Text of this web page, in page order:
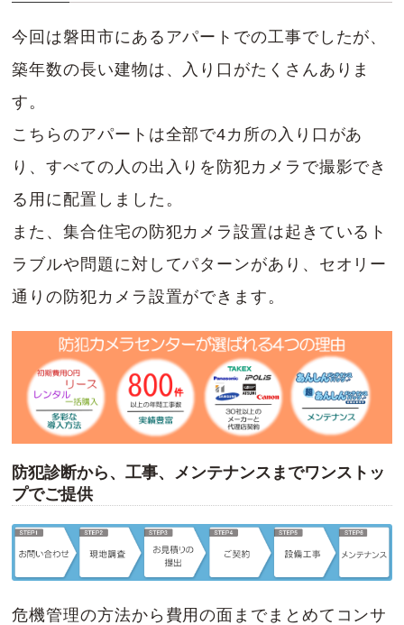
今回は磐田市にあるアパートでの工事でしたが、
築年数の長い建物は、入り口がたくさんありま
す。
こちらのアパートは全部で4カ所の入り口があ
り、すべての人の出入りを防犯カメラで撮影でき
る用に配置しました。
また、集合住宅の防犯カメラ設置は起きているト
ラブルや問題に対してパターンがあり、セオリー
通りの防犯カメラ設置ができます。
防犯診断から、工事、メンテナンスまでワンストッ
プでご提供
危機管理の方法から費用の面までまとめてコンサ